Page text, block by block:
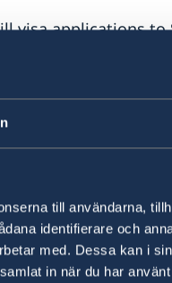
till användarna,
identifierare och
med. Dessa kan i
in när du har
visa applications to
at any VFS visa
Tanzania, Ethiopia,
Global | For
submit an
to keep your
will be sent to the